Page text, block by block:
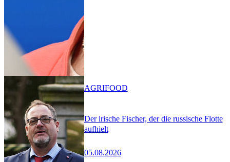
Der irische Fischer, der die russische Flotte
aufhielt
05.08.2026
AGRIFOOD